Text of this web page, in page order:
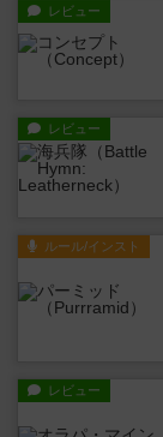
レビュー
レビュー
ルール/インスト
レビュー